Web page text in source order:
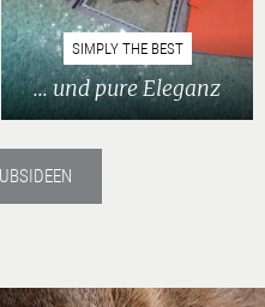
SIMPLY THE BEST
... und pure Eleganz